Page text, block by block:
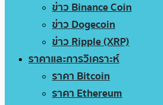
ข่าว Binance Coin
ข่าว Dogecoin
ข่าว Ripple (XRP)
ราคาและการวิเคราะห์
ราคา Bitcoin
ราคา Ethereum